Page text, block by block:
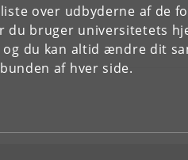
over udbyderne af de
bruger universitetets
du kan altid ændre dit
af hver side.